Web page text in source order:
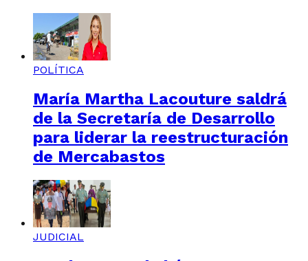
POLÍTICA
María Martha Lacouture saldrá
de la Secretaría de Desarrollo
para liderar la reestructuración
de Mercabastos
JUDICIAL